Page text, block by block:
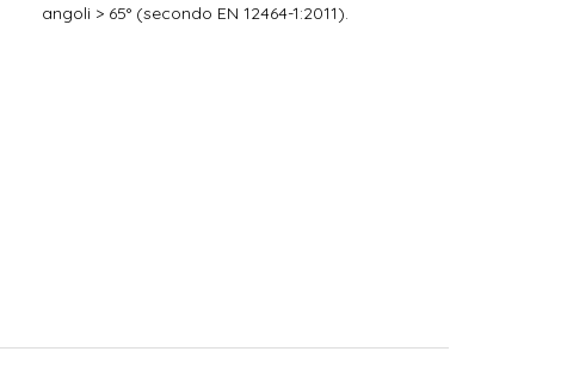
angoli > 65° (secondo EN 12464-1:2011).